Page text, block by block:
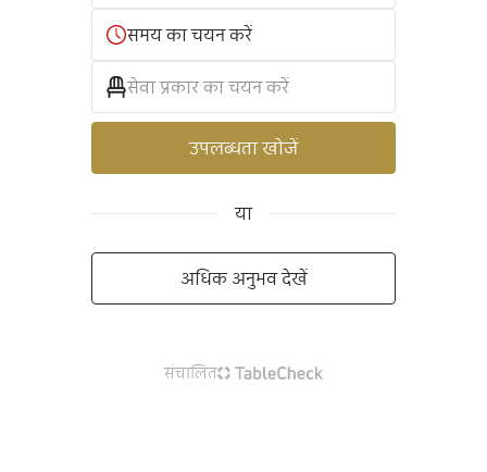
समय का चयन करें
सेवा प्रकार का चयन करें
उपलब्धता खोजें
या
अधिक अनुभव देखें
संचालित